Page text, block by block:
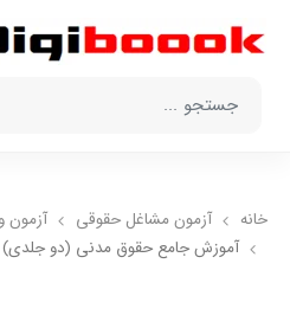
خانه آزمون مشاغل حقوقی آزمون
آموزش جامع حقوق مدنی (دو جلدی)